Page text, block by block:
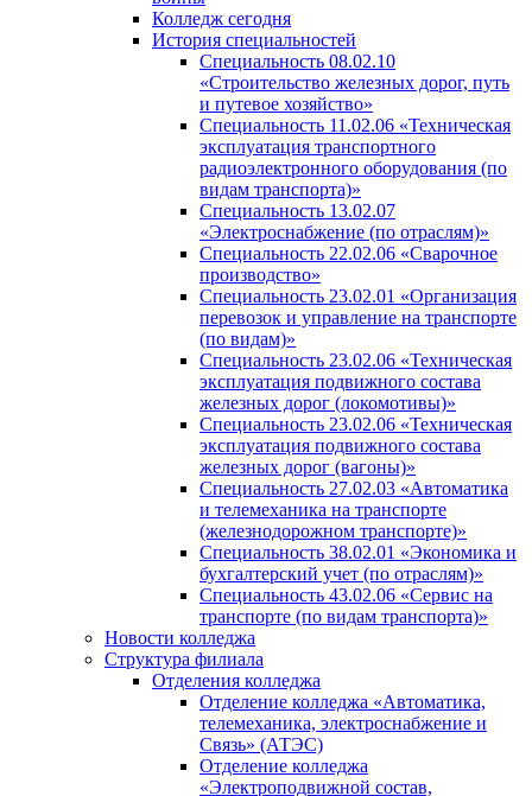
Колледж сегодня
История специальностей
Специальность 08.02.10
«Строительство железных дорог, путь
и путевое хозяйство»
Специальность 11.02.06 «Техническая
эксплуатация транспортного
радиоэлектронного оборудования (по
видам транспорта)»
Специальность 13.02.07
«Электроснабжение (по отраслям)»
Специальность 22.02.06 «Сварочное
производство»
Специальность 23.02.01 «Организация
перевозок и управление на транспорте
(по видам)»
Специальность 23.02.06 «Техническая
эксплуатация подвижного состава
железных дорог (локомотивы)»
Специальность 23.02.06 «Техническая
эксплуатация подвижного состава
железных дорог (вагоны)»
Специальность 27.02.03 «Автоматика
и телемеханика на транспорте
(железнодорожном транспорте)»
Специальность 38.02.01 «Экономика и
бухгалтерский учет (по отраслям)»
Специальность 43.02.06 «Сервис на
транспорте (по видам транспорта)»
Новости колледжа
Структура филиала
Отделения колледжа
Отделение колледжа «Автоматика,
телемеханика, электроснабжение и
Связь» (АТЭС)
Отделение колледжа
«Электроподвижной состав,